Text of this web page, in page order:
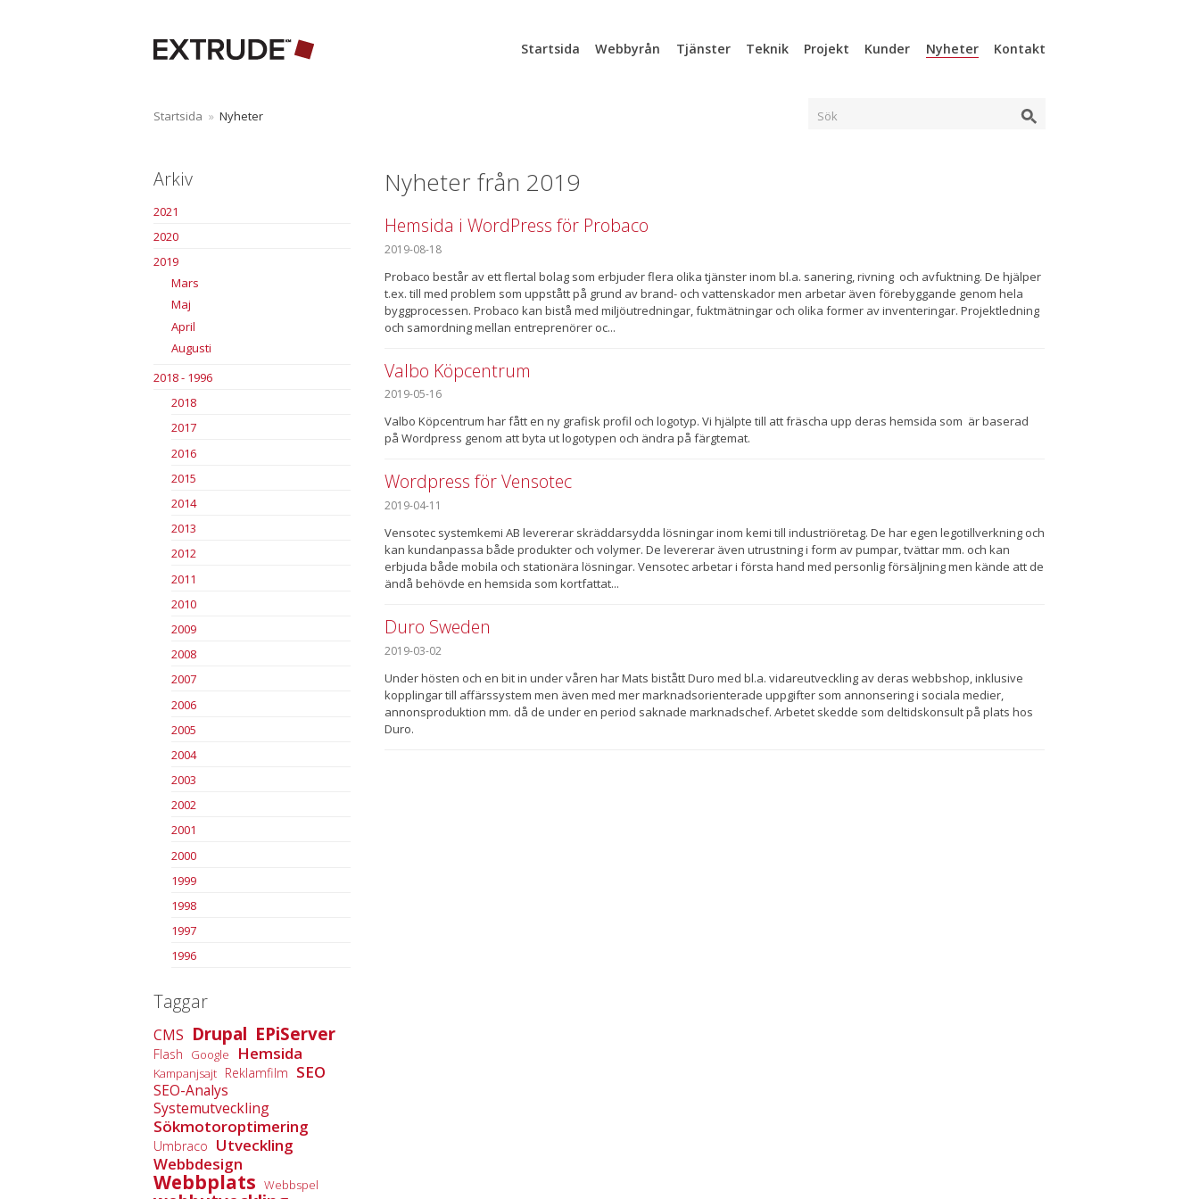
Startsida Webbyrån Tjänster Teknik Projekt Kunder Nyheter Kontakt
Startsida » Nyheter Sök
Arkiv
2021
2020
2019
Mars
Maj
April
Augusti
2018 - 1996
2018
2017
2016
2015
2014
2013
2012
2011
2010
2009
2008
2007
2006
2005
2004
2003
2002
2001
2000
1999
1998
1997
1996
Taggar
CMS Drupal EPiServer
Flash Google Hemsida
Kampanjsajt Reklamfilm SEO
SEO-Analys
Systemutveckling
Sökmotoroptimering
Umbraco Utveckling
Webbdesign
Webbplats Webbspel
Nyheter från 2019
Hemsida i WordPress för Probaco
2019-08-18
Probaco består av ett flertal bolag som erbjuder flera olika tjänster inom bl.a. sanering, rivning och avfuktning. De hjälper
t.ex. till med problem som uppstått på grund av brand- och vattenskador men arbetar även förebyggande genom hela
byggprocessen. Probaco kan bistå med miljöutredningar, fuktmätningar och olika former av inventeringar. Projektledning
och samordning mellan entreprenörer oc...
Valbo Köpcentrum
2019-05-16
Valbo Köpcentrum har fått en ny grafisk profil och logotyp. Vi hjälpte till att fräscha upp deras hemsida som är baserad
på Wordpress genom att byta ut logotypen och ändra på färgtemat.
Wordpress för Vensotec
2019-04-11
Vensotec systemkemi AB levererar skräddarsydda lösningar inom kemi till industriöretag. De har egen legotillverkning och
kan kundanpassa både produkter och volymer. De levererar även utrustning i form av pumpar, tvättar mm. och kan
erbjuda både mobila och stationära lösningar. Vensotec arbetar i första hand med personlig försäljning men kände att de
ändå behövde en hemsida som kortfattat...
Duro Sweden
2019-03-02
Under hösten och en bit in under våren har Mats bistått Duro med bl.a. vidareutveckling av deras webbshop, inklusive
kopplingar till affärssystem men även med mer marknadsorienterade uppgifter som annonsering i sociala medier,
annonsproduktion mm. då de under en period saknade marknadschef. Arbetet skedde som deltidskonsult på plats hos
Duro.